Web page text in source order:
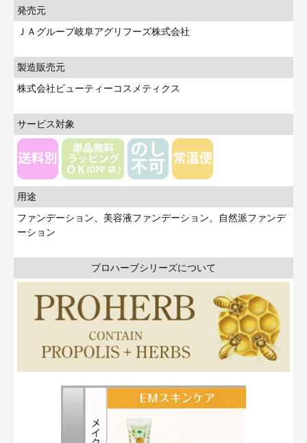
発売元
ＪＡグループ岐阜アグリフーズ株式会社
製造販売元
株式会社ビューティーコスメティクス
サービス対象
用途
ファンデーション、美容液ファンデーション、自然派ファンデ
ーション
プロハーブシリーズについて